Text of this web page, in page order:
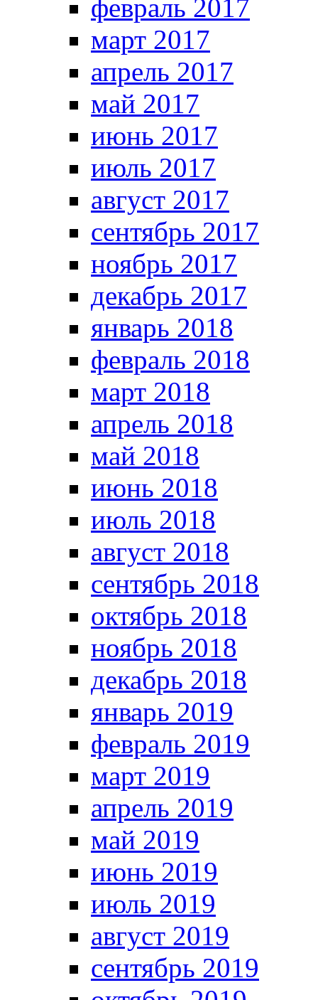
февраль 2017
март 2017
апрель 2017
май 2017
июнь 2017
июль 2017
август 2017
сентябрь 2017
ноябрь 2017
декабрь 2017
январь 2018
февраль 2018
март 2018
апрель 2018
май 2018
июнь 2018
июль 2018
август 2018
сентябрь 2018
октябрь 2018
ноябрь 2018
декабрь 2018
январь 2019
февраль 2019
март 2019
апрель 2019
май 2019
июнь 2019
июль 2019
август 2019
сентябрь 2019